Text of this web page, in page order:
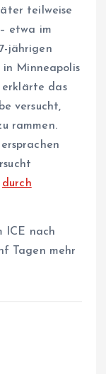
teilweise
etwa im
jährigen
in Minneapolis
erklärte das
versucht,
rammen.
durch
ICE nach
Tagen mehr